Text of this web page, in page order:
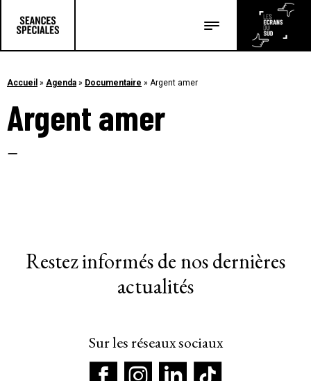
Les articles
Accueil » Agenda » Documentaire » Argent amer
Argent amer
–
Restez informés de nos dernières
actualités
Sur les réseaux sociaux